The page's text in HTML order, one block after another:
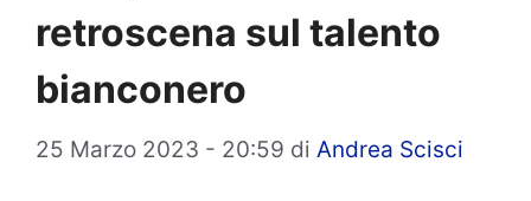
retroscena sul talento
bianconero
25 Marzo 2023 - 20:59 di Andrea Scisci